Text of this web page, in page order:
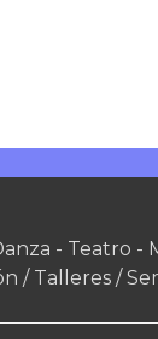
- Teatro -
/ Talleres /